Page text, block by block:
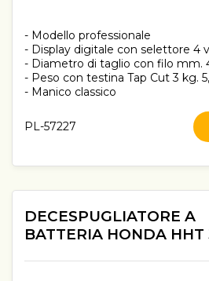
- Modello professionale
- Display digitale con selettore 4
- Diametro di taglio con filo mm.
- Peso con testina Tap Cut 3 kg.
- Manico classico
PL-57227
DECESPUGLIATORE A
BATTERIA HONDA HHT